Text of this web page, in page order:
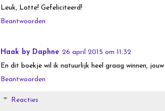
Leuk, Lotte! Gefeliciteerd!
Beantwoorden
Haak by Daphne 26 april 2015 om 11:32
En dit boekje wil ik natuurlijk heel graag winnen,
Beantwoorden
Reacties